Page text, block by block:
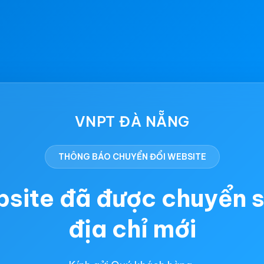
VNPT ĐÀ NẴNG
THÔNG BÁO CHUYỂN ĐỔI WEBSITE
đã được chuyển
địa chỉ mới